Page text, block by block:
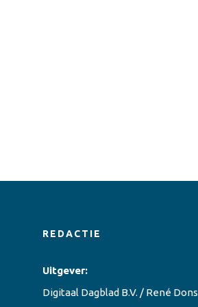
REDACTIE
Uitgever:
Digitaal Dagblad B.V. / René Dons